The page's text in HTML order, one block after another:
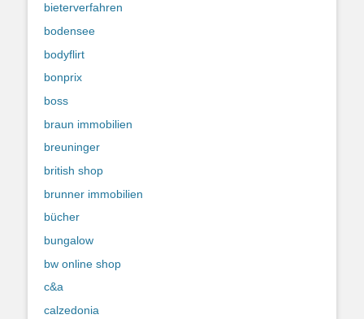
bieterverfahren
bodensee
bodyflirt
bonprix
boss
braun immobilien
breuninger
british shop
brunner immobilien
bücher
bungalow
bw online shop
c&a
calzedonia